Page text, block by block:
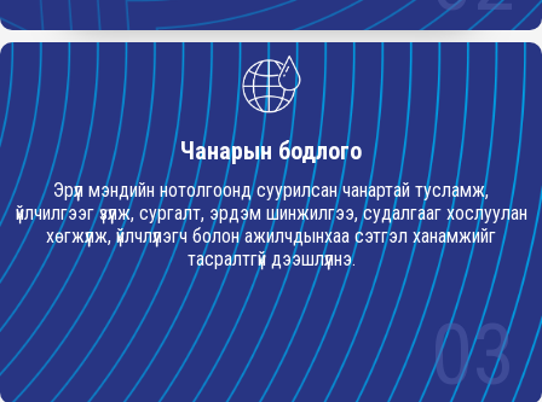
Чанарын бодлого
Эрүүл мэндийн нотолгоонд суурилсан чанартай тусламж,
үйлчилгээг үзүүлж, сургалт, эрдэм шинжилгээ, судалгааг хослуулан
хөгжүүлж, үйлчлүүлэгч болон ажилчдынхаа сэтгэл ханамжийг
тасралтгүй дээшлүүлнэ.
03